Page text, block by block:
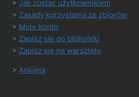
> Jak zostać użytkownikiem
> Zasady korzystania ze zbiorów
> Moje konto
> Zapisz się do biblioteki
> Zapisz się na warsztaty
> Ankieta